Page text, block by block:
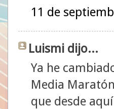
11 de
Luismi dijo...
Ya he
Media
que desde